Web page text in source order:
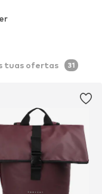
tuas ofertas 31